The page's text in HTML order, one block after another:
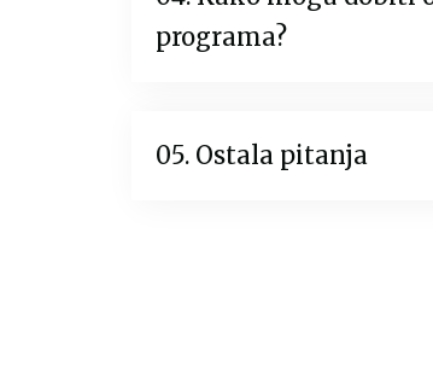
programa?
05. Ostala pitanja